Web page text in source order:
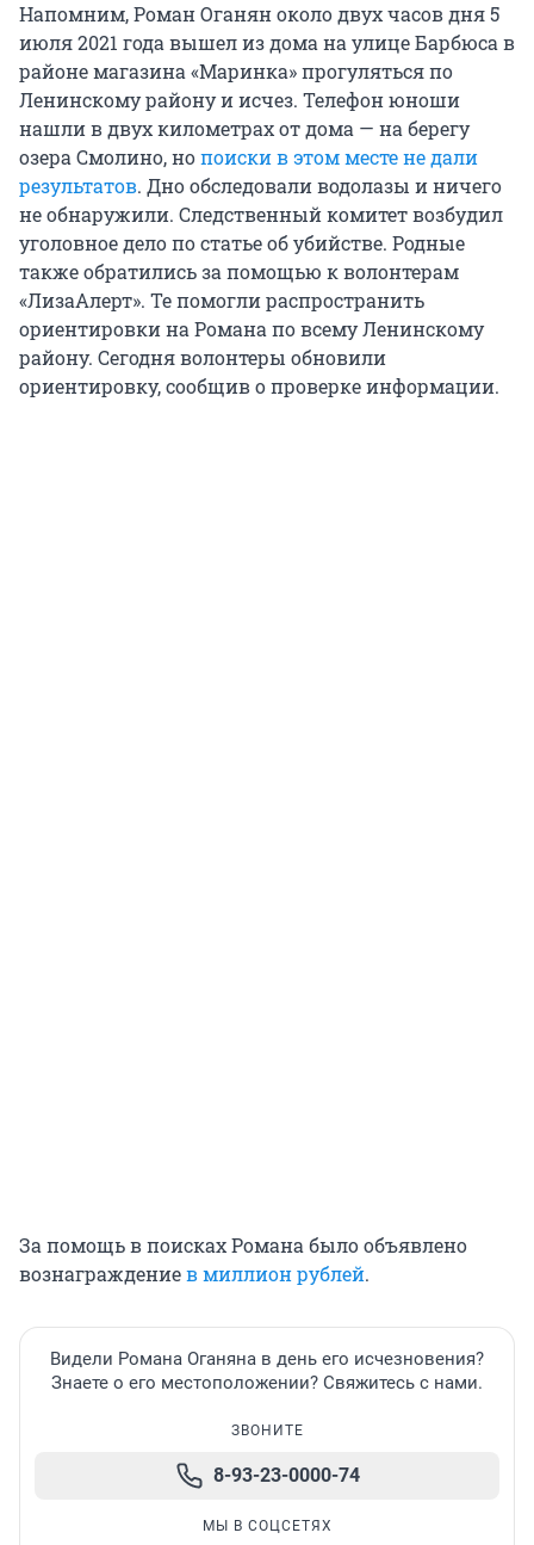
Напомним, Роман Оганян около двух часов дня 5
июля 2021 года вышел из дома на улице Барбюса в
районе магазина «Маринка» прогуляться по
Ленинскому району и исчез. Телефон юноши
нашли в двух километрах от дома — на берегу
озера Смолино, нопоиски в этом месте не дали
результатов. Дно обследовали водолазы и ничего
не обнаружили. Следственный комитет возбудил
уголовное дело по статье об убийстве. Родные
также обратились за помощью к волонтерам
«ЛизаАлерт». Те помогли распространить
ориентировки на Романа по всему Ленинскому
району. Сегодня волонтеры обновили
ориентировку, сообщив о проверке информации.
За помощь в поисках Романа было объявлено
вознаграждениев миллион рублей.
Видели Романа Оганяна в день его исчезновения?
Знаете о его местоположении? Свяжитесь с нами.
ЗВОНИТЕ
8-93-23-0000-74
МЫ В СОЦСЕТЯХ